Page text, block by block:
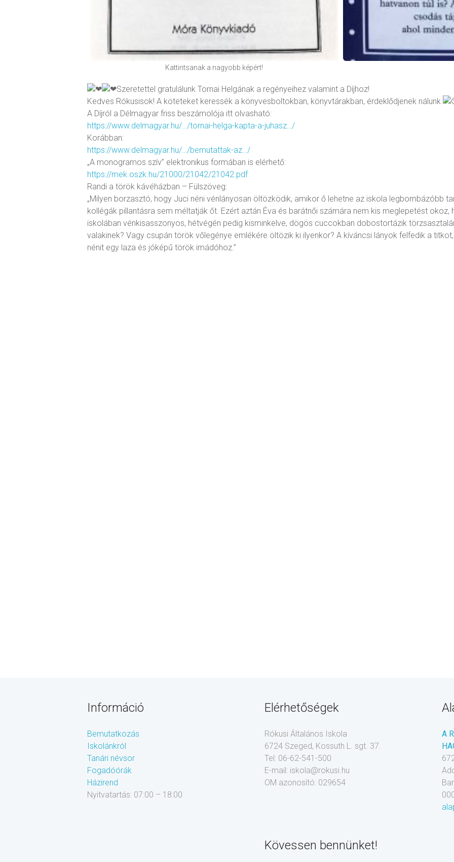
Kattintsanak a nagyobb képért!
Szeretettel gratulálunk Tornai Helgának a regényeihez valamint a Díjhoz!
Kedves Rókusisok! A köteteket keressék a könyvesboltokban, könyvtárakban, érdeklődjenek nálunk
A Díjról a Délmagyar friss beszámolója itt olvasható:
https://www.delmagyar.hu/…/tornai-helga-kapta-a-juhasz…/
Korábban:
https://www.delmagyar.hu/…/bemutattak-az…/
„A monogramos szív” elektronikus formában is elérhető:
https://mek.oszk.hu/21000/21042/21042.pdf
Randi a török kávéházban – Fülszöveg:
„Milyen borzasztó, hogy Juci néni vénlányosan öltözködik, amikor ő lehetne az iskola legbombázóbb
kollégák pillantásra sem méltatják őt. Ezért aztán Éva és barátnői számára nem kis meglepetést okoz,
iskolában vénkisasszonyos, hétvégén pedig kisminkelve, dögös cuccokban dobostortázik
valakinek? Vagy csupán török vőlegénye emlékére öltözik ki ilyenkor? A kíváncsi lányok felfedik a
nénit egy laza és jóképű török imádóhoz.”
Információ
Bemutatkozás
Iskolánkról
Tanári névsor
Fogadóórák
Házirend
Nyitvatartás: 07:00 – 18:00
Elérhetőségek
Rókusi Általános Iskola
6724 Szeged, Kossuth L. sgt. 37.
Tel: 06-62-541-500
E-mail: iskola@rokusi.hu
OM azonosító: 029654
A
Kövessen bennünket!